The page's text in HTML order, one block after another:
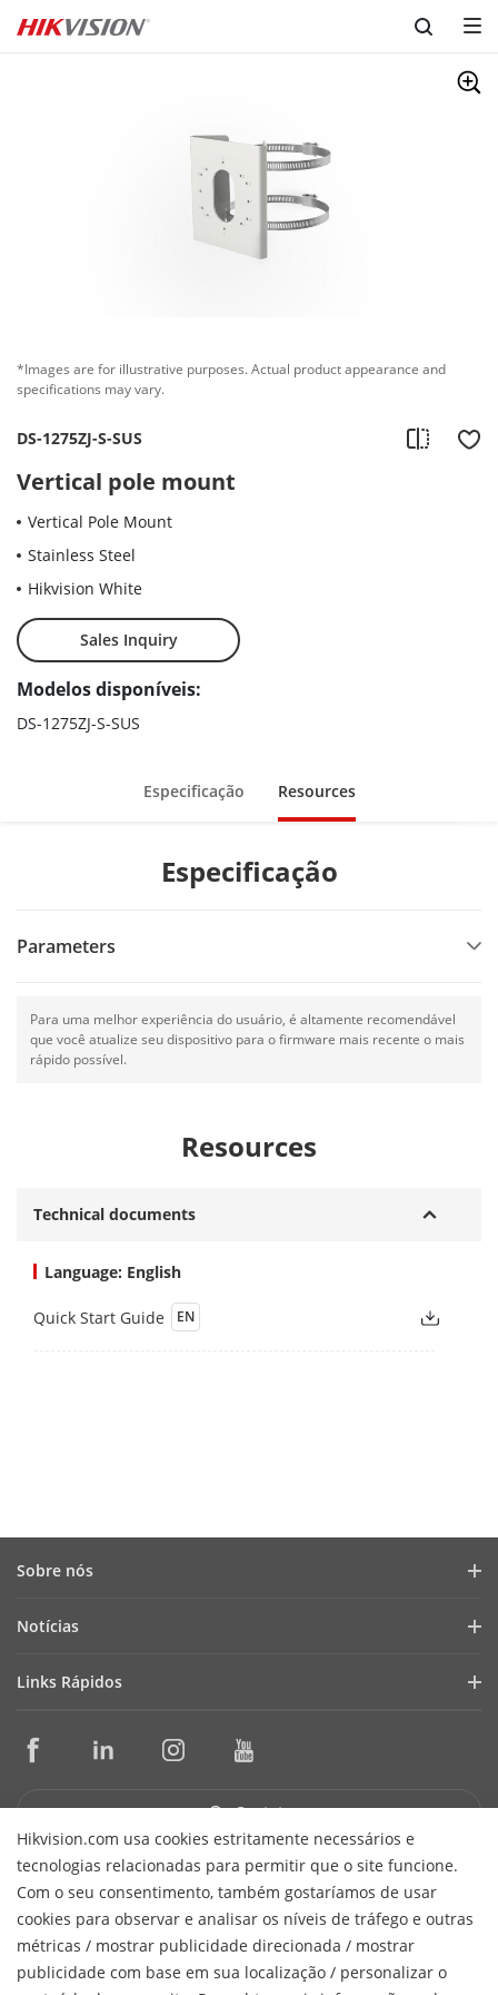
Skip to content
*Images are for illustrative purposes. Actual product appearance and
specifications may vary.
DS-1275ZJ-S-SUS
Vertical pole mount
Vertical Pole Mount
Stainless Steel
Hikvision White
Sales Inquiry
Modelos disponíveis:
DS-1275ZJ-S-SUS
Especificação Resources
Especificação
Parameters
Para uma melhor experiência do usuário, é altamente recomendável
que você atualize seu dispositivo para o firmware mais recente o mais
rápido possível.
Resources
Technical documents
Language: English
Quick Start Guide EN
Hikvision.com usa cookies estritamente necessários e
tecnologias relacionadas para permitir que o site funcione.
Com o seu consentimento, também gostaríamos de usar
cookies para observar e analisar os níveis de tráfego e outras
métricas / mostrar publicidade direcionada / mostrar
publicidade com base em sua localização / personalizar o
Sobre nós
Cibersegurança
Sustentabilidade
Fale Conosco
Perguntas Frequentes
Notícias
Casos de Sucesso
Links Rápidos
Ferramentas de Instalação e Manutenção
SDKs de Integração
Garantia e Troca Expressa
Suporte Técnico
Contato
Receber Newsletter
Hikvision do Brasil Comércio de Equipamentos de Segurança
CNPJ/MF: 15.431.830/0001-40
Hikvision Digital Technology Co., Ltd. All Rights Reserved.